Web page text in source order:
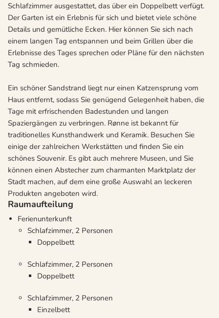
Schlafzimmer ausgestattet, das über ein Doppelbett verfügt.
Der Garten ist ein Erlebnis für sich und bietet viele schöne
Details und gemütliche Ecken. Hier können Sie sich nach
einem langen Tag entspannen und beim Grillen über die
Erlebnisse des Tages sprechen oder Pläne für den nächsten
Tag schmieden.
Ein schöner Sandstrand liegt nur einen Katzensprung vom
Haus entfernt, sodass Sie genügend Gelegenheit haben, die
Tage mit erfrischenden Badestunden und langen
Spaziergängen zu verbringen. Rønne ist bekannt für
traditionelles Kunsthandwerk und Keramik. Besuchen Sie
einige der zahlreichen Werkstätten und finden Sie ein
schönes Souvenir. Es gibt auch mehrere Museen, und Sie
können einen Abstecher zum charmanten Marktplatz der
Stadt machen, auf dem eine große Auswahl an leckeren
Produkten angeboten wird.
Raumaufteilung
Ferienunterkunft
Schlafzimmer, 2 Personen
Doppelbett
Schlafzimmer, 2 Personen
Doppelbett
Schlafzimmer, 2 Personen
Einzelbett